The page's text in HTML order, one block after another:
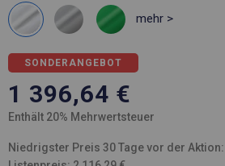
mehr >
SONDERANGEBOT
1 396,64 €
Enthält 20% Mehrwertsteuer
Niedrigster Preis 30 Tage vor der Aktion: